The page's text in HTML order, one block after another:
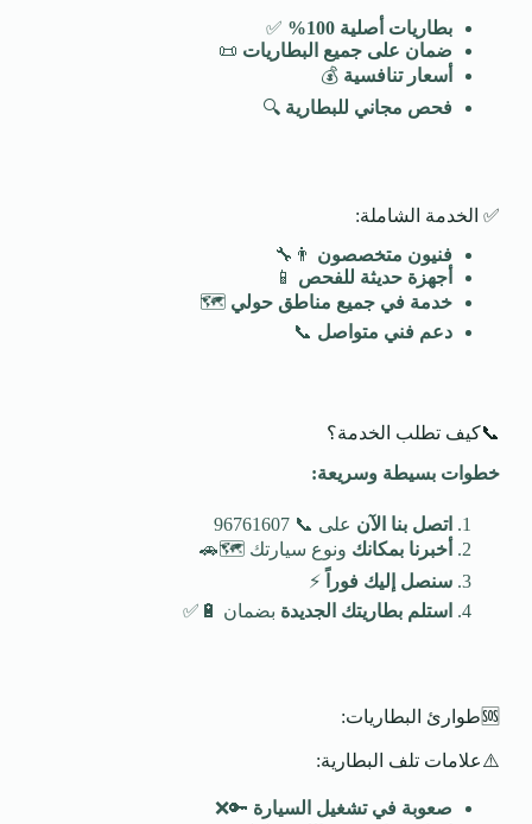
بطاريات أصلية 100
%
✅
ضمان على جميع البطاريات 📜
أسعار تنافسية 💰
فحص مجاني للبطارية 🔍
✅ الخدمة الشاملة:
فنيون متخصصون 👨‍🔧
أجهزة حديثة للفحص 📱
خدمة في جميع مناطق حولي 🗺️
دعم فني متواصل 📞
📞كيف تطلب الخدمة؟
خطوات بسيطة وسريعة:
اتصل بنا الآن على 📞 96761607
أخبرنا بمكانك ونوع سيارتك 🗺️🚗
سنصل إليك فوراً
⚡
استلم بطاريتك الجديدة بضمان 🔋✅
🆘طوارئ البطاريات:
⚠️علامات تلف البطارية:
صعوبة في تشغيل السيارة 🔑❌